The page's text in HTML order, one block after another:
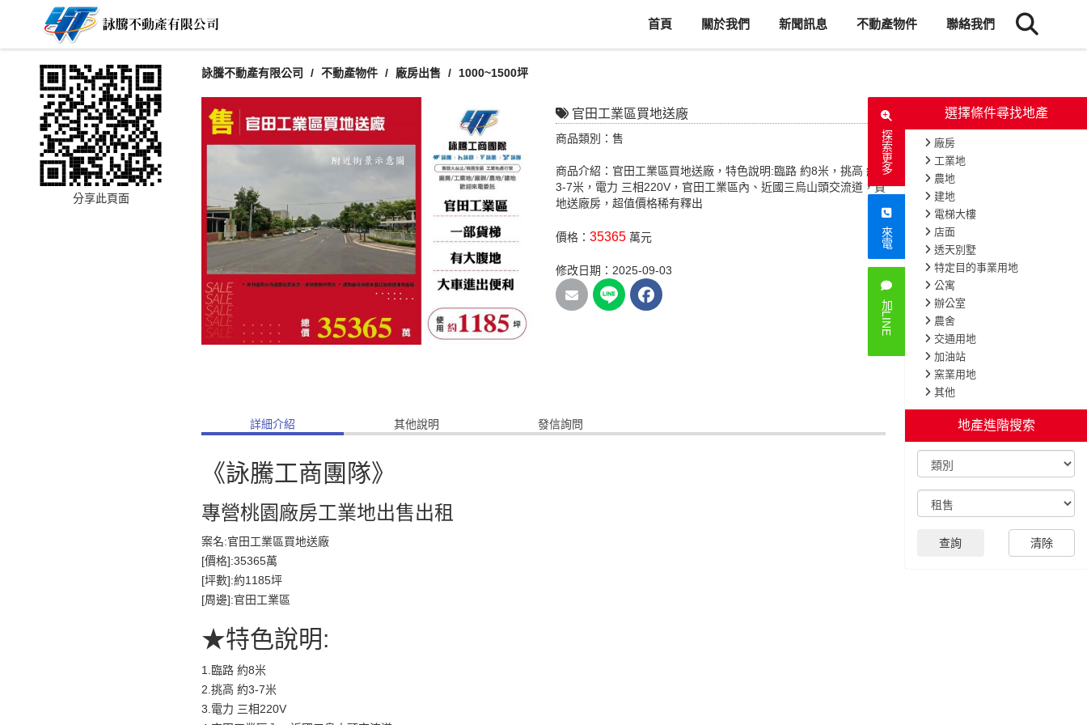
首頁 關於我們 新聞訊息 不動產物件 聯絡我們
選擇條件尋找地產
廠房
工業地
農地
建地
電梯大樓
店面
透天別墅
特定目的事業用地
公寓
辦公室
農舍
交通用地
加油站
窯業用地
其他
地產進階搜索
查詢 清除
探索更多
來電
加LINE
詠騰不動產有限公司 不動產物件 廠房出售 1000~1500坪
官田工業區買地送廠
商品類別：售
商品介紹：官田工業區買地送廠，特色說明:臨路 約8米，挑高 約
3-7米，電力 三相220V，官田工業區內、近國三烏山頭交流道，買
地送廠房，超值價格稀有釋出
價格： 35365 萬元
修改日期：2025-09-03
詳細介紹 其他說明 發信詢問
《詠騰工商團隊》
專營桃園廠房工業地出售出租
案名:官田工業區買地送廠
[價格]:35365萬
[坪數]:約1185坪
[周邊]:官田工業區
★特色說明:
1.臨路 約8米
2.挑高 約3-7米
3.電力 三相220V
分享此頁面